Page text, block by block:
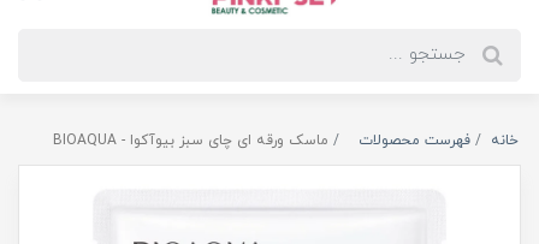
خانه فهرست محصولات ماسک ورقه ای چای سبز بیوآکوا - BIOAQUA